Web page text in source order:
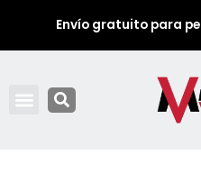
Envío gratuito para